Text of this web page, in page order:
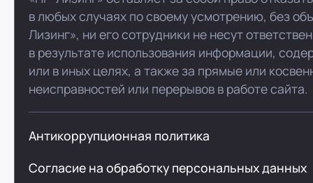
в любых случаях по своему усмотрению, без
Лизинг», ни его сотрудники не несут
в результате использования информации,
или в иных целях, а также за прямые или
неисправностей или перерывов в работе сайта.
Антикоррупционная политика
Согласие на обработку персональных данных